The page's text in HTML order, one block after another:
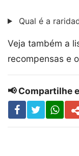
Qual é a
Veja também a
recompensas e
📢 Compartilhe